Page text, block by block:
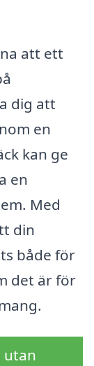
att ett
dig att
en
kan ge
en
Med
din
både för
det är för
utan